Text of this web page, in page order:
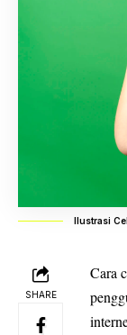
Ilustrasi
SHARE
Cara